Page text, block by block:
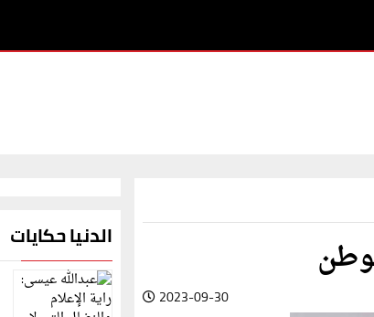
2023-09-30
الدنيا حكايات